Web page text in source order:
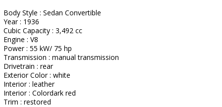
Body Style : Sedan Convertible
Year : 1936
Cubic Capacity : 3,492 cc
Engine : V8
Power : 55 kW/ 75 hp
Transmission : manual transmission
Drivetrain : rear
Exterior Color : white
Interior : leather
Interior : Colordark red
Trim : restored